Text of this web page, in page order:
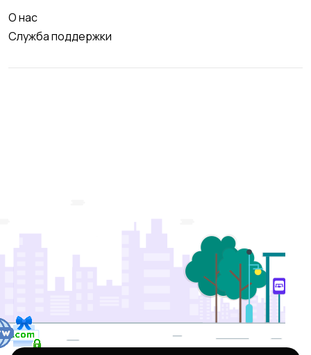
Маркетплейсы
Youtube каналы
О нас
Служба поддержки